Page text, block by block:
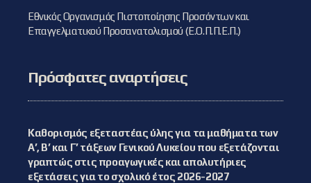
Εθνικός Οργανισμός Πιστοποίησης Προσόντων και
Επαγγελματικού Προσανατολισμού (Ε.Ο.Π.Π.Ε.Π.)
Πρόσφατες αναρτήσεις
Καθορισμός εξεταστέας ύλης για τα μαθήματα των
Α’, Β’ και Γ’ τάξεων Γενικού Λυκείου που εξετάζονται
γραπτώς στις προαγωγικές και απολυτήριες
εξετάσεις για το σχολικό έτος 2026-2027